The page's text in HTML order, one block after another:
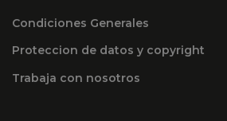
Condiciones Generales
Proteccion de datos y copyright
Trabaja con nosotros